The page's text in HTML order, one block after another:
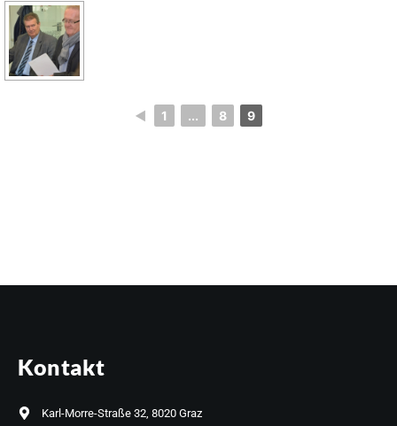
◄ 1 ... 8 9
Kontakt
Karl-Morre-Straße 32, 8020 Graz